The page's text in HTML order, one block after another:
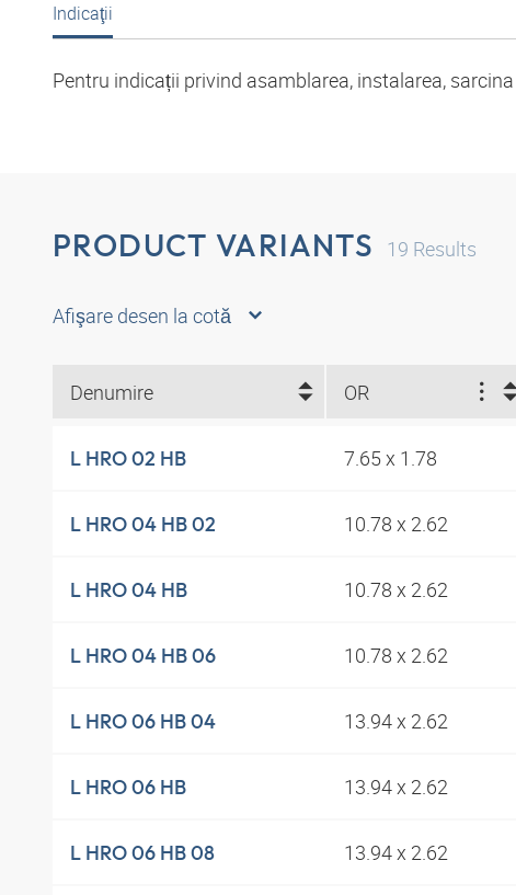
Indicaţii
Pentru indicații privind asamblarea, instalarea,
PRODUCT VARIANTS 19 Results
Afişare desen la cotă
Denumire OR
L HRO 02 HB 7.65 x 1.78
L HRO 04 HB 02 10.78 x 2.62
L HRO 04 HB 10.78 x 2.62
L HRO 04 HB 06 10.78 x 2.62
L HRO 06 HB 04 13.94 x 2.62
L HRO 06 HB 13.94 x 2.62
L HRO 06 HB 08 13.94 x 2.62